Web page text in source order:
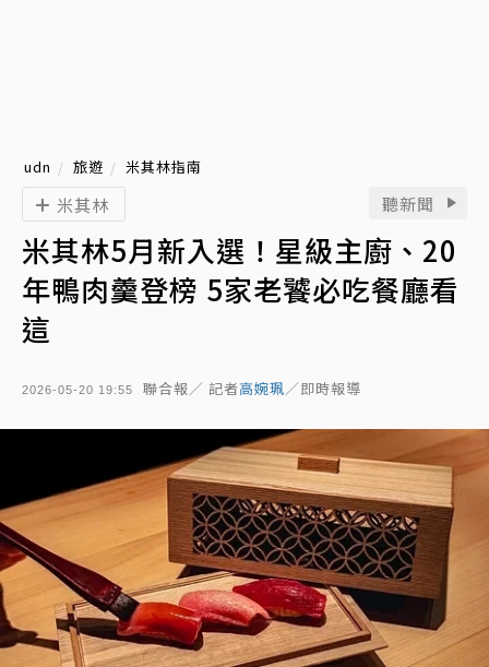
udn 旅遊 米其林指南
聽新聞
米其林5月新入選！星級主廚、20
年鴨肉羹登榜 5家老饕必吃餐廳看
這
2026-05-20 19:55 聯合報／ 記者高婉珮／即時報導
米其林